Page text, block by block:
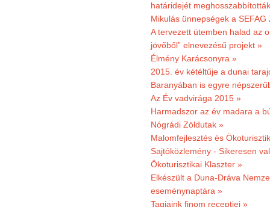
határidejét
Mikulás ünnepségek a SEFAG
A tervezett ütemben halad az
jövőből” elnevezésű projekt »
Élmény Karácsonyra »
2015. év kétéltűje a dunai
Baranyában is egyre
Az Év vadvirága 2015 »
Harmadszor az év madara a
Nógrádi Zöldutak »
Malomfejlesztés és
Sajtóközlemény - Sikeresen
Ökoturisztikai Klaszter »
Elkészült a Duna-Dráva
eseménynaptára »
Tagjaink finom receptjei »